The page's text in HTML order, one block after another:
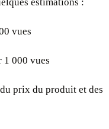
vues
000 vues
prix du produit et des